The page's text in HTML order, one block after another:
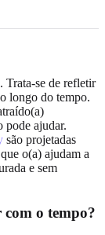
Trata-se de refletir
longo do tempo.
pode ajudar.
são projetadas
o(a) ajudam a
e sem
o tempo?